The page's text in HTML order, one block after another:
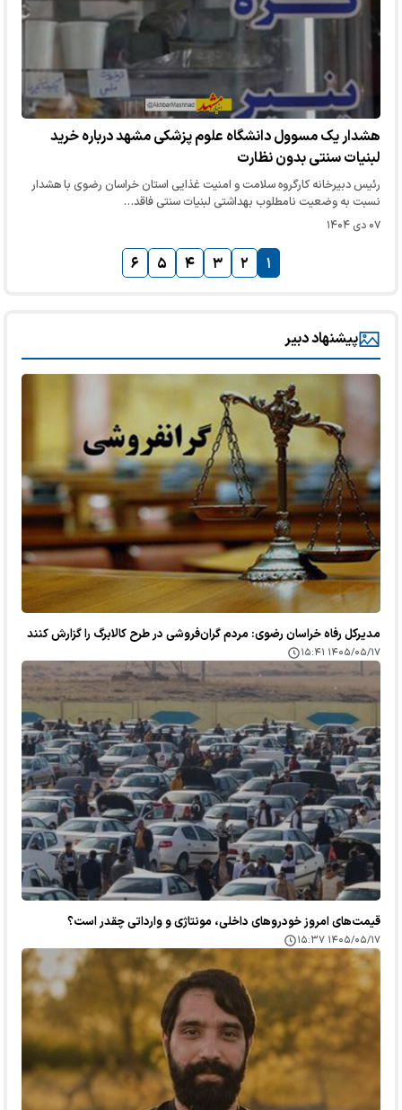
هشدار یک مسوول دانشگاه علوم پزشکی مشهد درباره خرید
لبنیات سنتی بدون نظارت
رئیس دبیرخانه کارگروه سلامت و امنیت غذایی استان خراسان رضوی با هشدار
نسبت به وضعیت نامطلوب بهداشتی لبنیات سنتی فاقد…
۰۷ دی ۱۴۰۴
۱ ۲ ۳ ۴ ۵ ۶
پیشنهاد دبیر
مدیرکل رفاه خراسان رضوی: مردم گران‌فروشی در طرح کالابرگ را گزارش کنند
۱۴۰۵/۰۵/۱۷ ۱۵:۴۱
قیمت‌های امروز خودرو‌های داخلی، مونتاژی و وارداتی چقدر است؟
۱۴۰۵/۰۵/۱۷ ۱۵:۳۷